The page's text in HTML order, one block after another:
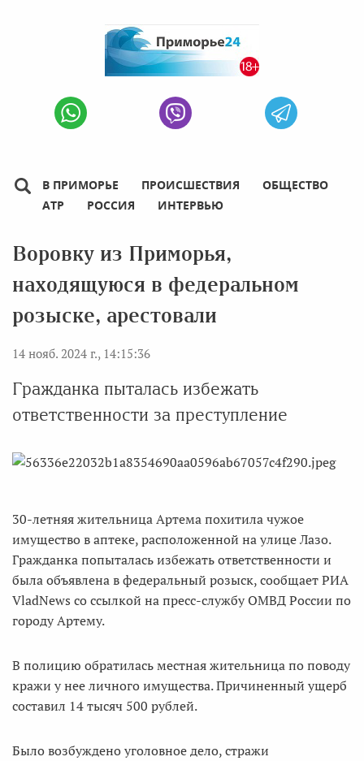
В ПРИМОРЬЕ ПРОИСШЕСТВИЯ
ОБЩЕСТВО
АТР
РОССИЯ ИНТЕРВЬЮ
Воровку из Приморья,
находящуюся в федеральном
розыске, арестовали
14 нояб. 2024 г., 14:15:36
Гражданка пыталась избежать
ответственности за преступление
30-летняя жительница Артема похитила чужое
имущество в аптеке, расположенной на улице Лазо.
Гражданка попыталась избежать ответственности и
была объявлена в федеральный розыск, сообщает РИА
VladNews со ссылкой на пресс-службу ОМВД России по
городу Артему.
В полицию обратилась местная жительница по поводу
кражи у нее личного имущества. Причиненный ущерб
составил 14 тысяч 500 рублей.
Было возбуждено уголовное дело, стражи